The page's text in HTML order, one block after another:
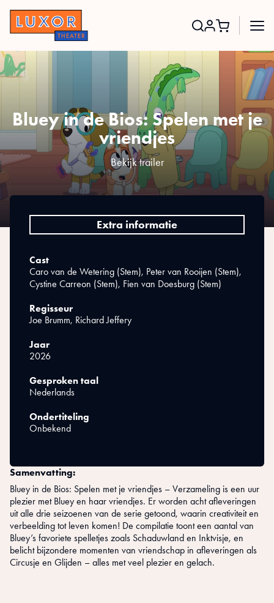
for:
Bluey in de Bios: Spelen met je
vriendjes
Bekijk trailer
Samenvatting:
Bluey in de Bios: Spelen met je vriendjes – Verzameling is een uur
plezier met Bluey en haar vriendjes. Er worden acht afleveringen
uit alle drie seizoenen van de serie getoond, waarin creativiteit en
verbeelding tot leven komen! De compilatie toont een aantal van
Bluey’s favoriete spelletjes zoals Schaduwland en Inktvisje, en
belicht bijzondere momenten van vriendschap in afleveringen als
Circusje en Glijden – alles met veel plezier en gelach.
Extra informatie
Cast
Caro van de Wetering (Stem), Peter van Rooijen (Stem),
Cystine Carreon (Stem), Fien van Doesburg (Stem)
Regisseur
Joe Brumm, Richard Jeffery
Jaar
2026
Gesproken taal
Nederlands
Ondertiteling
Onbekend